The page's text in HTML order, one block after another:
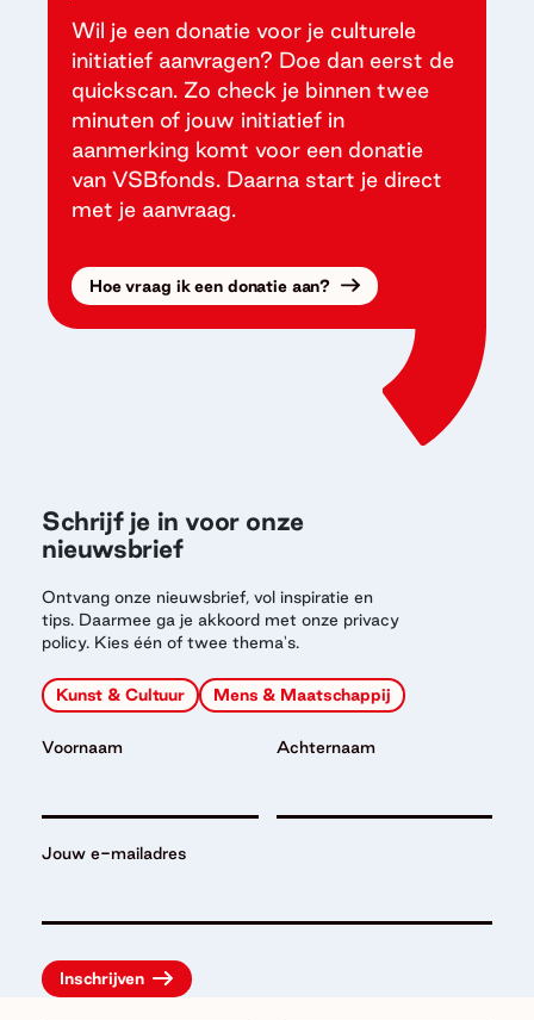
Wil je een donatie voor je culturele
initiatief aanvragen? Doe dan eerst de
quickscan. Zo check je binnen twee
minuten of jouw initiatief in
aanmerking komt voor een donatie
van VSBfonds. Daarna start je direct
met je aanvraag.
Hoe vraag ik een donatie aan?
Schrijf je in voor onze
nieuwsbrief
Ontvang onze nieuwsbrief, vol inspiratie en
tips. Daarmee ga je akkoord met onze privacy
policy. Kies één of twee thema's.
Kunst & Cultuur Mens & Maatschappij
Jouw e-mailadres
Voornaam Achternaam